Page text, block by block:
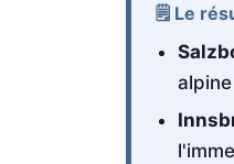
🗒️ Le